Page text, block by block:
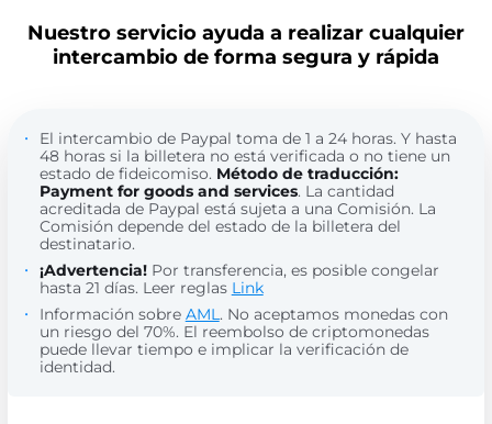
Nuestro servicio ayuda a realizar cualquier
intercambio de forma segura y rápida
El intercambio de Paypal toma de 1 a 24 horas. Y hasta
48 horas si la billetera no está verificada o no tiene un
estado de fideicomiso. Método de traducción:
Payment for goods and services. La cantidad
acreditada de Paypal está sujeta a una Comisión. La
Comisión depende del estado de la billetera del
destinatario.
¡Advertencia!Por transferencia, es posible congelar
hasta 21 días. Leer reglas Link
Información sobre AML. No aceptamos monedas con
un riesgo del 70%. El reembolso de criptomonedas
puede llevar tiempo e implicar la verificación de
identidad.